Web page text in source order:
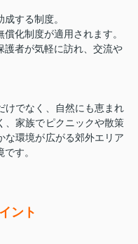
する制度。
償化制度が適用されます。
護者が気軽に訪れ、交流や
けでなく、自然にも恵まれ
、家族でピクニックや散策
な環境が広がる郊外エリア
す。
ント